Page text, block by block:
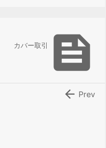

カバー取引
 Prev